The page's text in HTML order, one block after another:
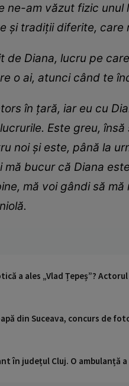
ne-am văzut fizic
și tradiții diferite,
de Diana, lucru pe
o ai, atunci când te
în țară, iar eu cu
Este greu,
noi și este, până la
bucur că Diana
mă voi gândi să
a ales „Vlad Țepeș”?
din Suceava, concurs de
în județul Cluj. O ambulanță